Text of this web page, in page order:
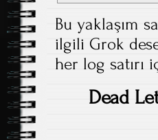
Bu yaklaşım
ilgili Grok
her log satırı
Dead